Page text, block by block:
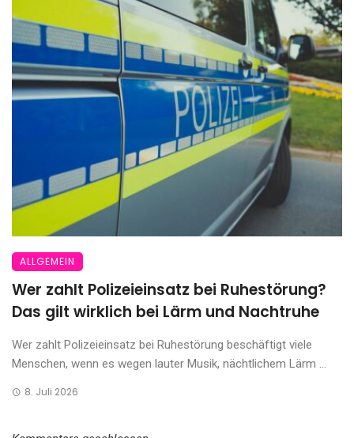
ALLGEMEIN
Wer zahlt Polizeieinsatz bei Ruhestörung?
Das gilt wirklich bei Lärm und Nachtruhe
Wer zahlt Polizeieinsatz bei Ruhestörung beschäftigt viele
Menschen, wenn es wegen lauter Musik, nächtlichem Lärm ...
8. Juli 2026